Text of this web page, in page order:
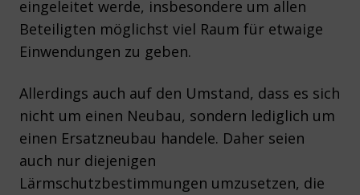
eingeleitet werde, insbesondere um allen
Beteiligten möglichst viel Raum für etwaige
Einwendungen zu geben.
Allerdings auch auf den Umstand, dass es sich
nicht um einen Neubau, sondern lediglich um
einen Ersatzneubau handele. Daher seien
auch nur diejenigen
Lärmschutzbestimmungen umzusetzen, die